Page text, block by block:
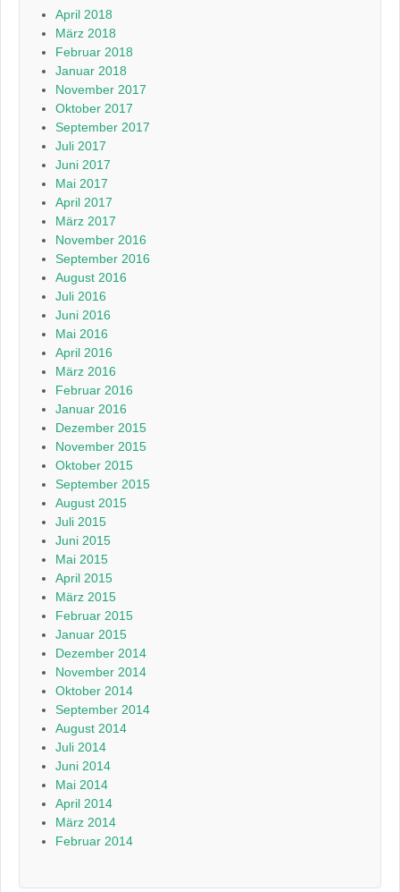
April 2018
März 2018
Februar 2018
Januar 2018
November 2017
Oktober 2017
September 2017
Juli 2017
Juni 2017
Mai 2017
April 2017
März 2017
November 2016
September 2016
August 2016
Juli 2016
Juni 2016
Mai 2016
April 2016
März 2016
Februar 2016
Januar 2016
Dezember 2015
November 2015
Oktober 2015
September 2015
August 2015
Juli 2015
Juni 2015
Mai 2015
April 2015
März 2015
Februar 2015
Januar 2015
Dezember 2014
November 2014
Oktober 2014
September 2014
August 2014
Juli 2014
Juni 2014
Mai 2014
April 2014
März 2014
Februar 2014